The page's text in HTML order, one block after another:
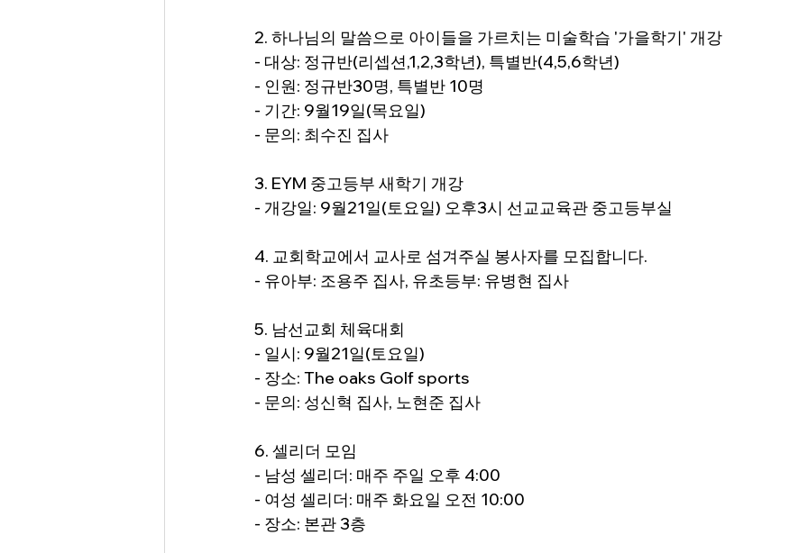
2. 하나님의 말씀으로 아이들을 가르치는 미술학습 '가을학기' 개강
- 대상: 정규반(리셉션,1,2,3학년), 특별반(4,5,6학년)
- 인원: 정규반30명, 특별반 10명
- 기간: 9월19일(목요일)
- 문의: 최수진 집사
3. EYM 중고등부 새학기 개강
- 개강일: 9월21일(토요일) 오후3시 선교교육관 중고등부실
4. 교회학교에서 교사로 섬겨주실 봉사자를 모집합니다.
- 유아부: 조용주 집사, 유초등부: 유병현 집사
5. 남선교회 체육대회
- 일시: 9월21일(토요일)
- 장소: The oaks Golf sports
- 문의: 성신혁 집사, 노현준 집사
6. 셀리더 모임
- 남성 셀리더: 매주 주일 오후 4:00
- 여성 셀리더: 매주 화요일 오전 10:00
- 장소: 본관 3층